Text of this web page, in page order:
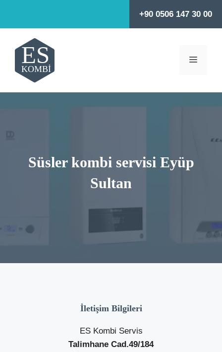
+90 0506 147 30 00
MENÜ
Süsler kombi servisi Eyüp
Sultan
İletişim Bilgileri
ES Kombi Servis
Talimhane Cad.49/184